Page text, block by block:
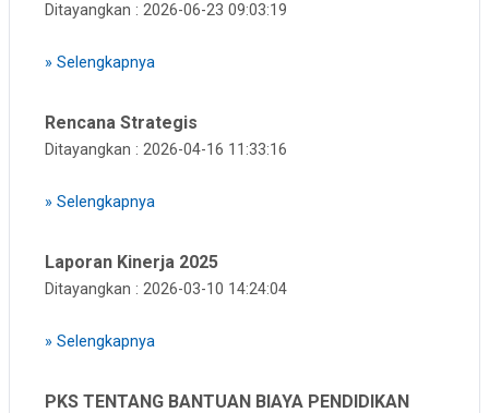
Ditayangkan : 2026-06-23 09:03:19
» Selengkapnya
Rencana Strategis
Ditayangkan : 2026-04-16 11:33:16
» Selengkapnya
Laporan Kinerja 2025
Ditayangkan : 2026-03-10 14:24:04
» Selengkapnya
PKS TENTANG BANTUAN BIAYA PENDIDIKAN